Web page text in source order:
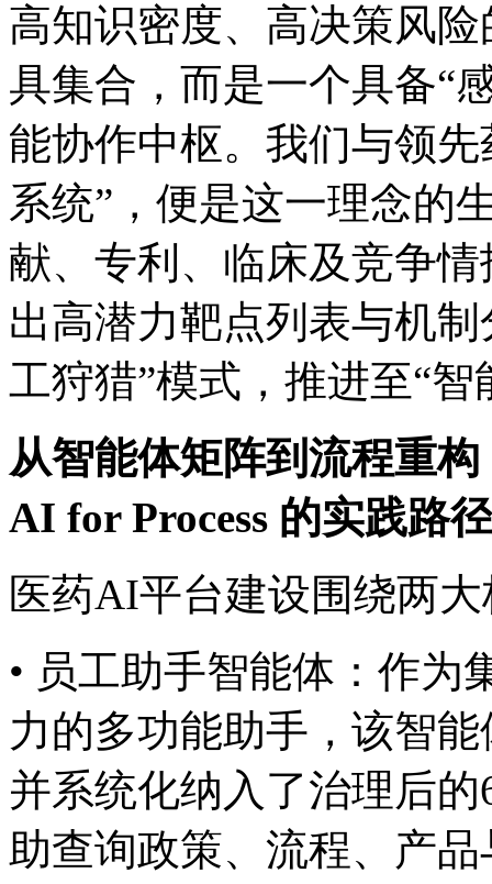
高知识密度、高决策
具集合，而是一个具
能协作中枢。我们与领
系统”，便是这一理念的
献、专利、临床及竞
出高潜力靶点列表与机制
工狩猎”模式，推进至“
从智能体矩阵到流程重构
AI for Process 的实践路径
医药AI平台建设围绕两大
• 员工助手智能体：作
力的多功能助手，该智
并系统化纳入了治理后的
助查询政策、流程